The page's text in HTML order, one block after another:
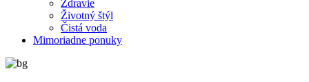
Zdravie
Životný štýl
Čistá voda
Mimoriadne ponuky